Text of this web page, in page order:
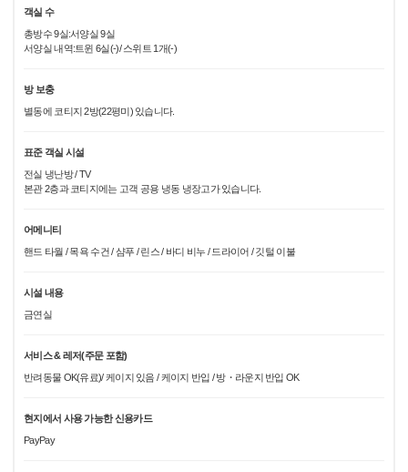
객실 수
총방수 9실:서양실 9실
서양실 내역:트윈 6실(-)/ 스위트 1개(-)
방 보충
별동에 코티지 2방(22평미) 있습니다.
표준 객실 시설
전실 냉난방 / TV
본관 2층과 코티지에는 고객 공용 냉동 냉장고가 있습니다.
어메니티
핸드 타월 / 목욕 수건 / 샴푸 / 린스 / 바디 비누 / 드라이어 / 깃털 이불
시설 내용
금연실
서비스 & 레저(주문 포함)
반려동물 OK(유료)/ 케이지 있음 / 케이지 반입 / 방・라운지 반입 OK
현지에서 사용 가능한 신용카드
PayPay